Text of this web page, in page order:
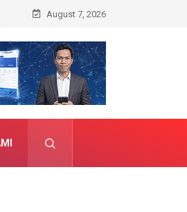
August 7, 2026